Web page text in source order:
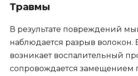
Травмы
В результате повреждений
наблюдается разрыв волокон.
возникает воспалительный
сопровождается замещением